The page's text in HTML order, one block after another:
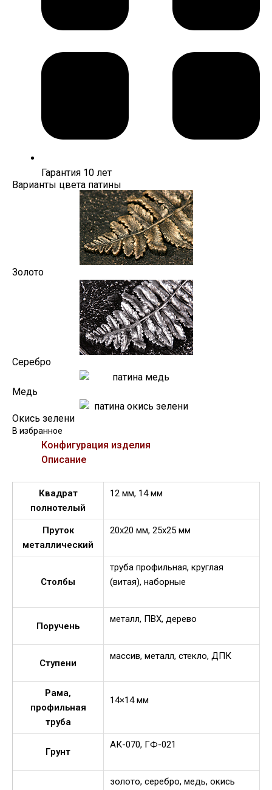
Гарантия 10 лет
Варианты цвета патины
Золото
Серебро
Медь
Окись зелени
В избранное
Конфигурация изделия
Описание
Квадрат
полнотелый
12 мм, 14 мм
Пруток
металлический
20х20 мм, 25х25 мм
Столбы
труба профильная, круглая
(витая), наборные
Поручень
металл, ПВХ, дерево
Ступени
массив, металл, стекло, ДПК
Рама,
профильная
труба
14×14 мм
Грунт
АК-070, ГФ-021
золото, серебро, медь, окись